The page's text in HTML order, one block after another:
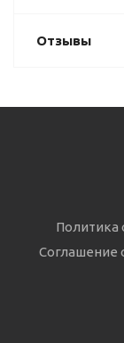
Отзывы
Политика
Соглашение